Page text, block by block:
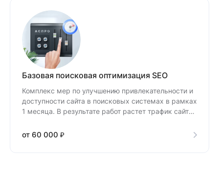
Базовая поисковая оптимизация SEO
Комплекс мер по улучшению привлекательности и
доступности сайта в поисковых системах в рамках
1 месяца. В результате работ растет трафик сайта,
от 60 000 ₽